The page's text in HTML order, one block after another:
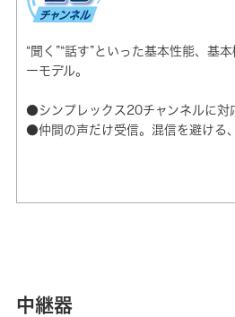
“聞く”“話す”といった基本性能、基
ーモデル。
●シンプレックス20チャンネルに対
●仲間の声だけ受信。混信を避ける
中継器